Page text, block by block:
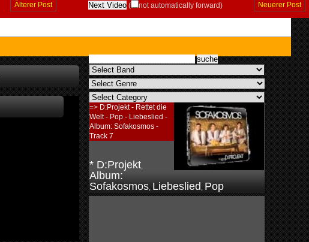
Neuerer Post
Älterer Post ( not automatically forward)
=> D:Projekt - Rettet die
Welt - Pop - Liebeslied -
Album: Sofakosmos -
Track 7
* D:Projekt,
Album:
Sofakosmos, Liebeslied , Pop